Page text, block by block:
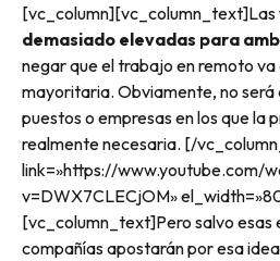
[vc_column][vc_column_text]Las
demasiado elevadas para
negar que el trabajo en remoto va
mayoritaria. Obviamente, no será
puestos o empresas en los que la
realmente necesaria. [/
link=»https://www.youtube.com/
v=DWX7CLECjOM»
[vc_column_text]Pero salvo esas
compañías apostarán por esa